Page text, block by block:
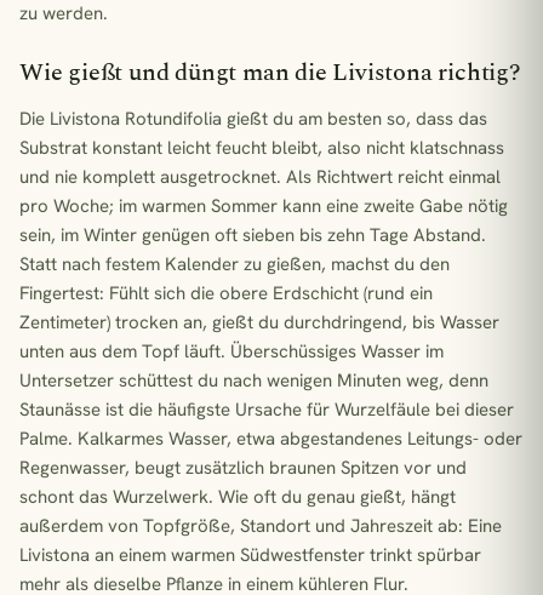
zu werden.
Wie gießt und düngt man die Livistona richtig?
Die Livistona Rotundifolia gießt du am besten so, dass das
Substrat konstant leicht feucht bleibt, also nicht klatschnass
und nie komplett ausgetrocknet. Als Richtwert reicht einmal
pro Woche; im warmen Sommer kann eine zweite Gabe nötig
sein, im Winter genügen oft sieben bis zehn Tage Abstand.
Statt nach festem Kalender zu gießen, machst du den
Fingertest: Fühlt sich die obere Erdschicht (rund ein
Zentimeter) trocken an, gießt du durchdringend, bis Wasser
unten aus dem Topf läuft. Überschüssiges Wasser im
Untersetzer schüttest du nach wenigen Minuten weg, denn
Staunässe ist die häufigste Ursache für Wurzelfäule bei dieser
Palme. Kalkarmes Wasser, etwa abgestandenes Leitungs- oder
Regenwasser, beugt zusätzlich braunen Spitzen vor und
schont das Wurzelwerk. Wie oft du genau gießt, hängt
außerdem von Topfgröße, Standort und Jahreszeit ab: Eine
Livistona an einem warmen Südwestfenster trinkt spürbar
mehr als dieselbe Pflanze in einem kühleren Flur.